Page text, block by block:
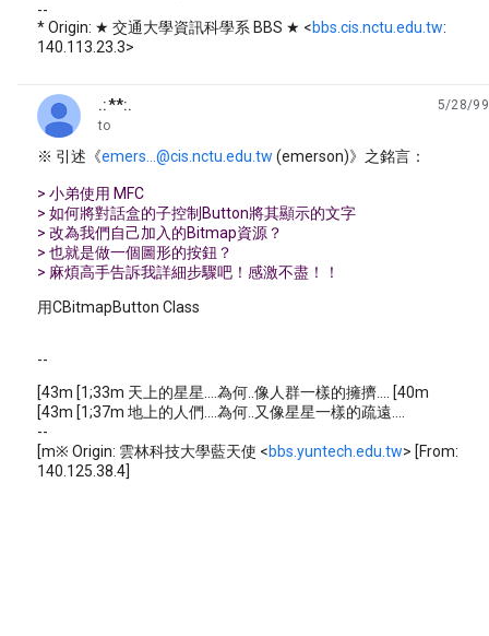
--
* Origin: ★ 交通大學資訊科學系 BBS ★ <bbs.cis.nctu.edu.tw:
140.113.23.3>
.:**:.
unread,
5/28/99
to
※ 引述《emers...@cis.nctu.edu.tw (emerson)》之銘言：
> 小弟使用 MFC
> 如何將對話盒的子控制Button將其顯示的文字
> 改為我們自己加入的Bitmap資源？
> 也就是做一個圖形的按鈕？
> 麻煩高手告訴我詳細步驟吧！感激不盡！！
用CBitmapButton Class
--
[43m [1;33m 天上的星星....為何..像人群一樣的擁擠.... [40m
[43m [1;37m 地上的人們....為何..又像星星一樣的疏遠....
--
[m※ Origin: 雲林科技大學藍天使 <bbs.yuntech.edu.tw> [From:
140.125.38.4]